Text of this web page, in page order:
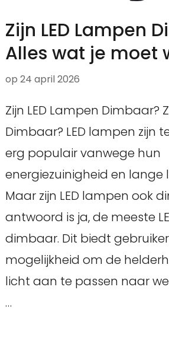
Zijn LED Lampen
Alles wat je moet
op 24 april 2026
Zijn LED Lampen Dimbaar?
Dimbaar? LED lampen zijn
erg populair vanwege hun
energiezuinigheid en lange
Maar zijn LED lampen ook
antwoord is ja, de meeste
dimbaar. Dit biedt
mogelijkheid om de
licht aan te passen naar
…